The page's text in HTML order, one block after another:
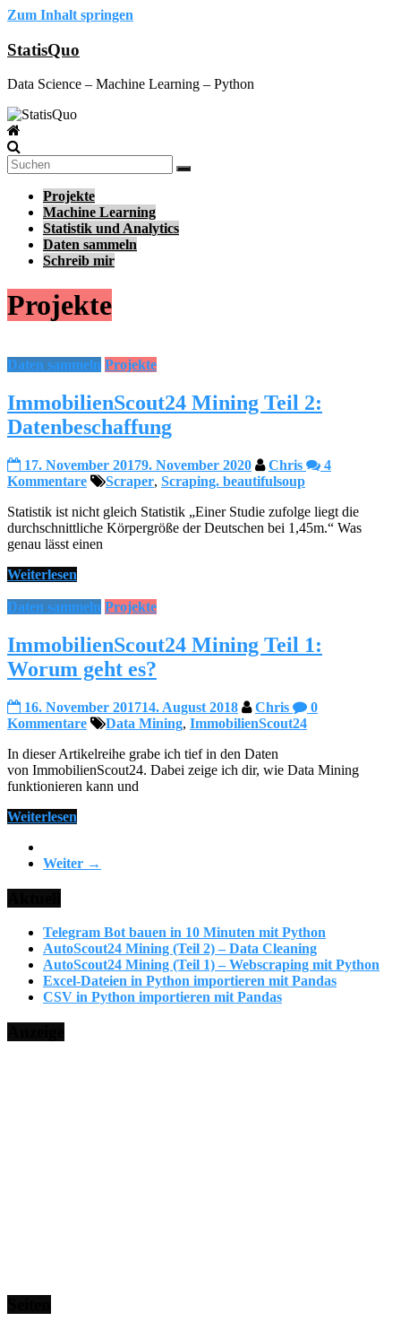
Zum Inhalt springen
StatisQuo
Data Science – Machine Learning – Python
Projekte
Machine Learning
Statistik und Analytics
Daten sammeln
Schreib mir
Projekte
Daten sammeln Projekte
ImmobilienScout24 Mining Teil 2:
Datenbeschaffung
17. November 20179. November 2020 Chris
4
Kommentare
Scraper, Scraping. beautifulsoup
Statistik ist nicht gleich Statistik „Einer Studie zufolge liegt die
durchschnittliche Körpergröße der Deutschen bei 1,45m.“ Was
genau lässt einen
Weiterlesen
Daten sammeln Projekte
ImmobilienScout24 Mining Teil 1:
Worum geht es?
16. November 201714. August 2018 Chris
0
Kommentare
Data Mining, ImmobilienScout24
In dieser Artikelreihe grabe ich tief in den Daten
von ImmobilienScout24. Dabei zeige ich dir, wie Data Mining
funktionieren kann und
Weiterlesen
Weiter →
Telegram Bot bauen in 10 Minuten mit Python
AutoScout24 Mining (Teil 2) – Data Cleaning
AutoScout24 Mining (Teil 1) – Webscraping mit Python
Excel-Dateien in Python importieren mit Pandas
CSV in Python importieren mit Pandas